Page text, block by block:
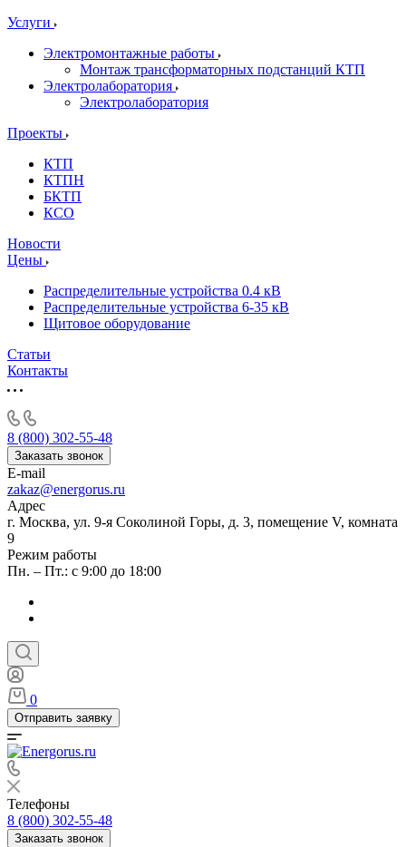
Услуги
Электромонтажные работы
Монтаж трансформаторных подстанций КТП
Электролаборатория
Электролаборатория
Проекты
КТП
КТПН
БКТП
КСО
Новости
Цены
Распределительные устройства 0.4 кВ
Распределительные устройства 6-35 кВ
Щитовое оборудование
Статьи
Контакты
8 (800) 302-55-48
Заказать звонок
E-mail
zakaz@energorus.ru
Адрес
г. Москва, ул. 9-я Соколиной Горы, д. 3, помещение V, комната
9
Режим работы
Пн. – Пт.: с 9:00 до 18:00
0
Отправить заявку
Телефоны
8 (800) 302-55-48
Заказать звонок